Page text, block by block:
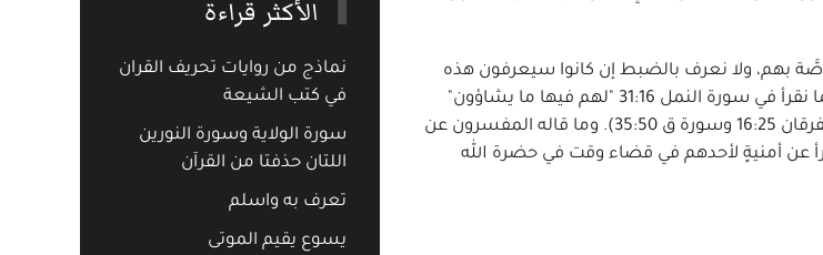
بهم، ولا نعرف بالضبط إن كانوا سيعرفون هذه
الأمنيات إلى الله أم لا، ولكننا نعلم من آيات القرآن أنَّهم سينالون ما يشتهون، كما نقرأ في سورة النمل 31:16 "لهم فيها ما يشاؤون"
وفصّلت 31:41 "ولكم فيها ما تشتهي أنفُسكُم ولكم فيها ما تدَّعون (أنظر أيضاً الفرقان 16:25 وسورة ق 35:50). وما قاله المفسرون عن
عن أمنيةٍ لأحدهم في قضاء وقت في حضرة الله
الأكثر قراءة
نماذج من روايات تحريف القران
في كتب الشيعة
سورة الولاية وسورة النورين
اللتان حذفتا من القرآن
تعرف به واسلم
يسوع يقيم الموتى